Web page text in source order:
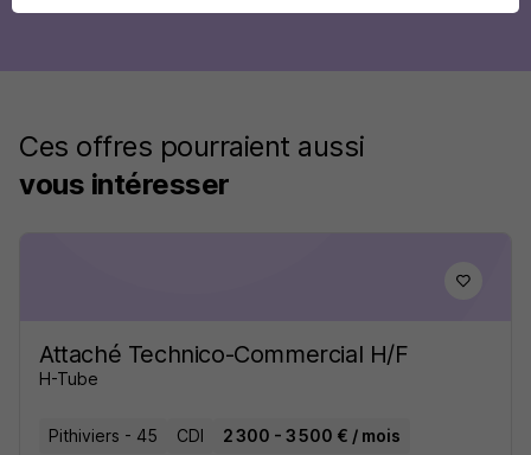
Ces offres pourraient aussi
vous intéresser
Attaché Technico-Commercial H/F
H-Tube
Pithiviers - 45 CDI 2 300 - 3 500 € / mois